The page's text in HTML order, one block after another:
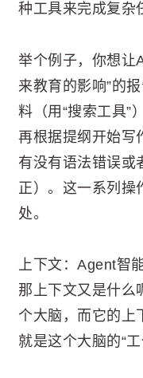
种工具来完成复杂
举个例子，你想让
来教育的影响”的
料（用“搜索工具”
再根据提纲开始写
有没有语法错误或
正）。这一系列操
处。
上下文：Agent智
那上下文又是什么
个大脑，而它的上
就是这个大脑的“工